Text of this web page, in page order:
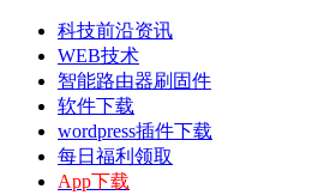
科技前沿资讯
WEB技术
智能路由器刷固件
软件下载
wordpress插件下载
每日福利领取
App下载